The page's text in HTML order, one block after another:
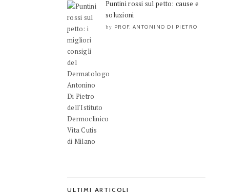
Puntini rossi sul petto: cause e
soluzioni
by PROF. ANTONINO DI PIETRO
ULTIMI ARTICOLI